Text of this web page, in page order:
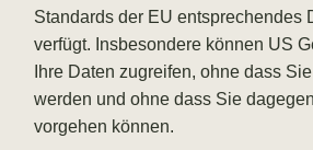
Standards der EU entsprechendes
verfügt. Insbesondere können US
Ihre Daten zugreifen, ohne dass
werden und ohne dass Sie
vorgehen können.